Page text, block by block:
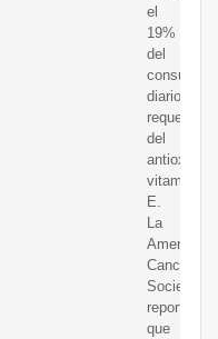
el
19%
del
consumo
diario
requerido
del
vitamina
E.
La
American
Cancer
Society
reporta
que